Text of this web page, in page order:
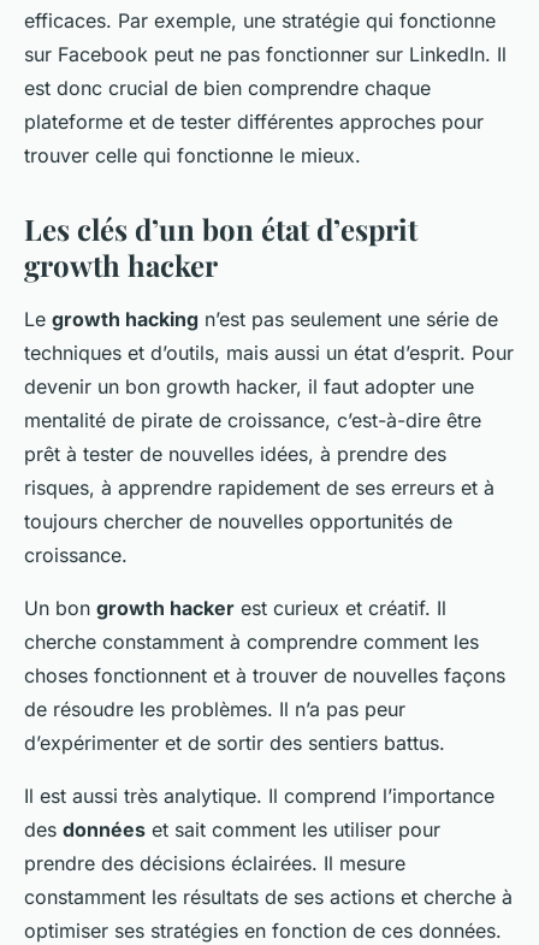
efficaces. Par exemple, une stratégie qui fonctionne
sur Facebook peut ne pas fonctionner sur LinkedIn. Il
est donc crucial de bien comprendre chaque
plateforme et de tester différentes approches pour
trouver celle qui fonctionne le mieux.
Les clés d’un bon état d’esprit
growth hacker
Le growth hacking n’est pas seulement une série de
techniques et d’outils, mais aussi un état d’esprit. Pour
devenir un bon growth hacker, il faut adopter une
mentalité de pirate de croissance, c’est-à-dire être
prêt à tester de nouvelles idées, à prendre des
risques, à apprendre rapidement de ses erreurs et à
toujours chercher de nouvelles opportunités de
croissance.
Un bon growth hacker est curieux et créatif. Il
cherche constamment à comprendre comment les
choses fonctionnent et à trouver de nouvelles façons
de résoudre les problèmes. Il n’a pas peur
d’expérimenter et de sortir des sentiers battus.
Il est aussi très analytique. Il comprend l’importance
des données et sait comment les utiliser pour
prendre des décisions éclairées. Il mesure
constamment les résultats de ses actions et cherche à
optimiser ses stratégies en fonction de ces données.